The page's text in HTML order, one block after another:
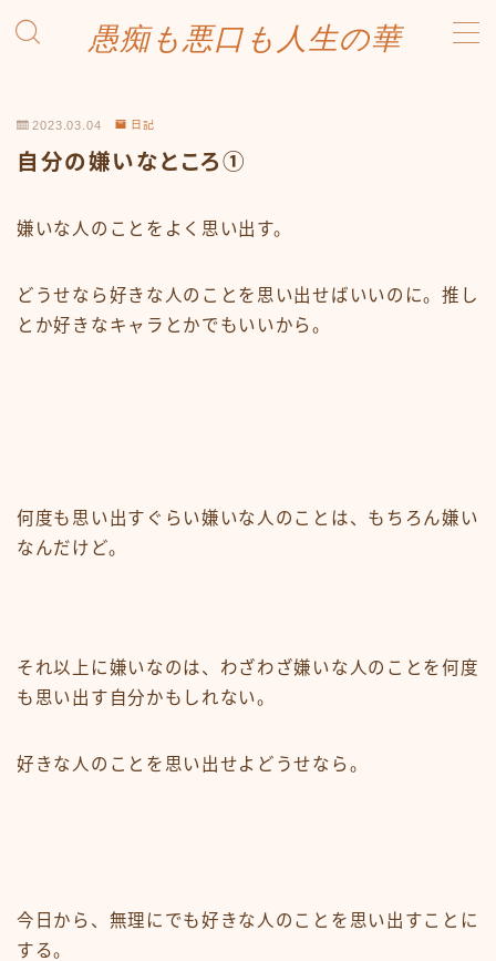
愚痴も悪口も人生の華
2023.03.04 日記
自分の嫌いなところ①
嫌いな人のことをよく思い出す。
どうせなら好きな人のことを思い出せばいいのに。推し
とか好きなキャラとかでもいいから。
何度も思い出すぐらい嫌いな人のことは、もちろん嫌い
なんだけど。
それ以上に嫌いなのは、わざわざ嫌いな人のことを何度
も思い出す自分かもしれない。
好きな人のことを思い出せよどうせなら。
今日から、無理にでも好きな人のことを思い出すことに
する。